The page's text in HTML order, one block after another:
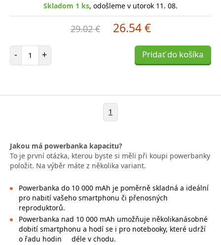
Skladom 1 ks, odošleme v utorok 11. 08.
29.02 € 26.54 €
- Počet položiek
+ Pridať do košíka
1
Jakou má powerbanka kapacitu?
To je první otázka, kterou byste si měli při koupi powerbanky
položit. Na výběr máte z několika variant.
Powerbanka do 10 000 mAh je poměrně skladná a ideální
pro nabití vašeho smartphonu či přenosných
reproduktorů.
Powerbanka nad 10 000 mAh umožňuje několikanásobné
dobití smartphonu a hodí se i pro notebooky, které udrží
o řadu hodin
déle v chodu.